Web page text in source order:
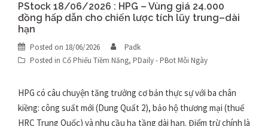
PStock 18/06/2026 : HPG – Vùng giá 24.000
đồng hấp dẫn cho chiến lược tích lũy trung–dài
hạn
Posted on 18/06/2026
Padk
Posted in Cổ Phiếu Tiềm Năng, PDaily - PBot Mỗi Ngày
HPG có câu chuyện tăng trưởng cơ bản thực sự với ba chân
kiềng: công suất mới (Dung Quất 2), bảo hộ thương mại (thuế
HRC Trung Quốc) và nhu cầu hạ tầng dài hạn. Điểm trừ chính là